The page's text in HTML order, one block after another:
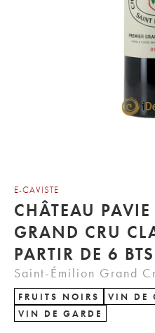
E-CAVISTE
CHÂTEAU
GRAND CRU
PARTIR DE 6
Saint-Émilion Grand
FRUITS NOIRS
VIN DE
VIN DE GARDE